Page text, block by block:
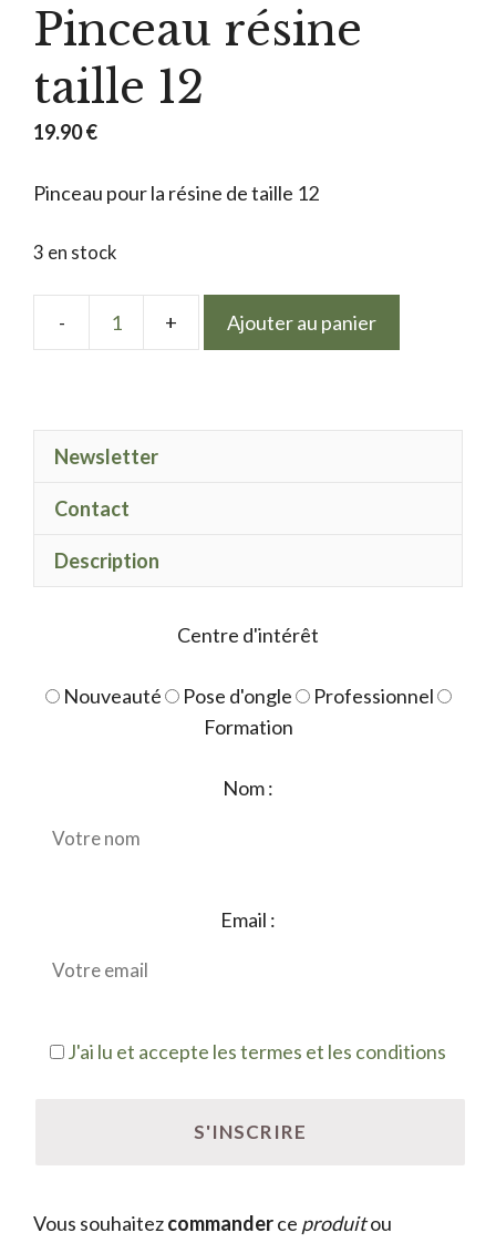
Pinceau résine
taille 12
19.90€
Pinceau pour la résine de taille 12
3 en stock
quantité
résine
Ajouter au panier
Newsletter
Contact
Description
Centre d'intérêt
Nouveauté Pose d'ongle
Professionnel
Formation
Nom :
Email :
J'ai lu et accepte les termes et les conditions
Vous souhaitezcommanderce produitou